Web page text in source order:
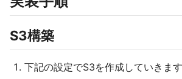
S3構築
下記の設定でS3を作成していきます